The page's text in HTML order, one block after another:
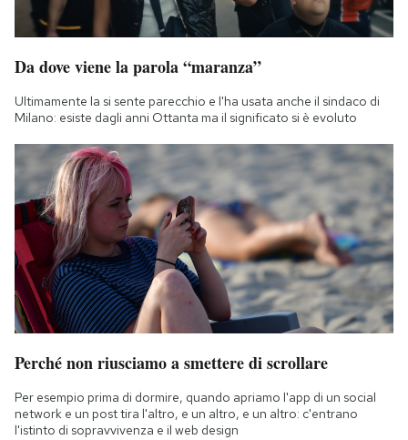
Da dove viene la parola “maranza”
Ultimamente la si sente parecchio e l'ha usata anche il sindaco di
Milano: esiste dagli anni Ottanta ma il significato si è evoluto
Perché non riusciamo a smettere di scrollare
Per esempio prima di dormire, quando apriamo l'app di un social
network e un post tira l'altro, e un altro, e un altro: c'entrano
l'istinto di sopravvivenza e il web design